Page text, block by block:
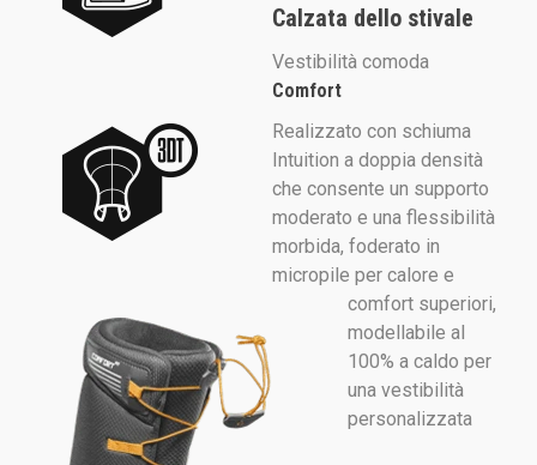
Calzata dello stivale
Vestibilità comoda
Comfort
Realizzato con schiuma
Intuition a doppia densità
che consente un supporto
moderato e una flessibilità
morbida, foderato in
micropile per calore e
comfort superiori,
modellabile al
100% a caldo per
una vestibilità
personalizzata